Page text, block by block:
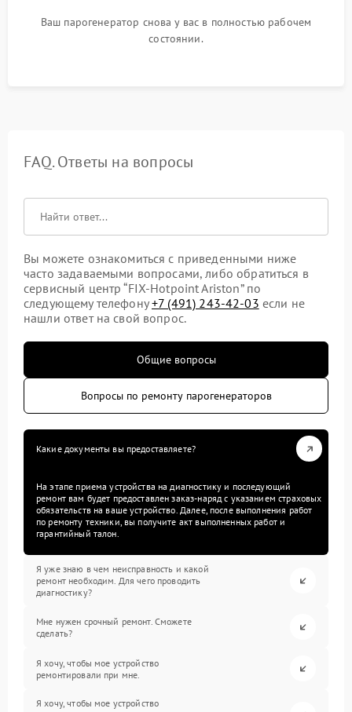
Ваш парогенератор снова у вас в полностью рабочем
состоянии.
FAQ. Ответы на вопросы
Вы можете ознакомиться с приведенными ниже
часто задаваемыми вопросами, либо обратиться в
сервисный центр “FIX-Hotpoint Ariston” по
следующему телефону+7 (491) 243-42-03 если не
нашли ответ на свой вопрос.
Общие вопросы
Вопросы по ремонту парогенераторов
Какие документы вы предоставляете?
На этапе приема устройства на диагностику и последующий
ремонт вам будет предоставлен заказ-наряд с указанием страховых
обязательств на ваше устройство. Далее, после выполнения работ
по ремонту техники, вы получите акт выполненных работ и
гарантийный талон.
Я уже знаю в чем неисправность и какой
ремонт необходим. Для чего проводить
диагностику?
Мне нужен срочный ремонт. Сможете
сделать?
Я хочу, чтобы мое устройство
ремонтировали при мне.
Я хочу, чтобы мое устройство